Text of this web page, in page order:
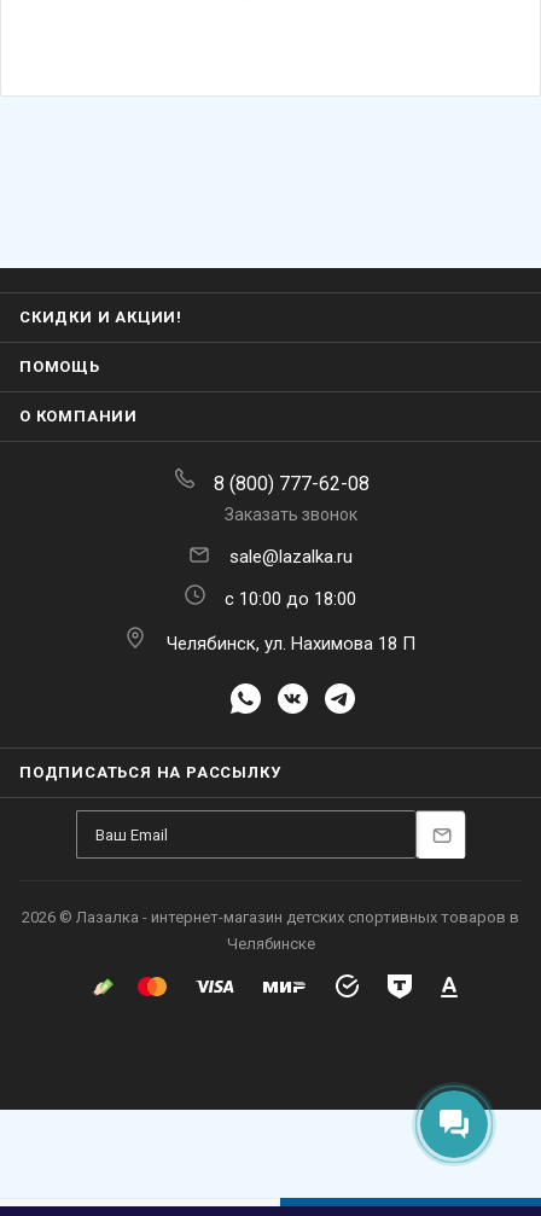
СКИДКИ И АКЦИИ!
ПОМОЩЬ
О КОМПАНИИ
8 (800) 777-62-08
Заказать звонок
sale@lazalka.ru
с 10:00 до 18:00
Челябинск, ул. Нахимова 18 П
ПОДПИСАТЬСЯ НА РАССЫЛКУ
2026 © Лазалка - интернет-магазин детских спортивных товаров в
Челябинске